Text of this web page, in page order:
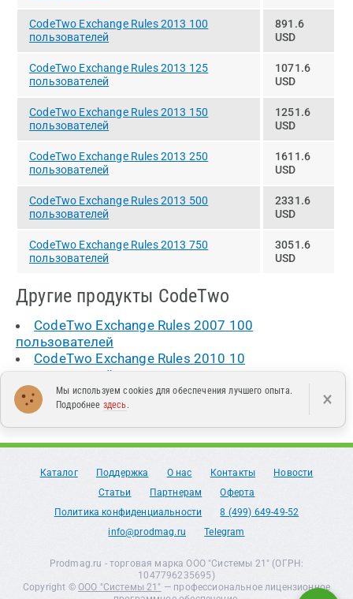
CodeTwo Exchange Rules 2013 100
пользователей
891.6
USD
CodeTwo Exchange Rules 2013 125
пользователей
1071.6
USD
CodeTwo Exchange Rules 2013 150
пользователей
1251.6
USD
CodeTwo Exchange Rules 2013 250
пользователей
1611.6
USD
CodeTwo Exchange Rules 2013 500
пользователей
2331.6
USD
CodeTwo Exchange Rules 2013 750
пользователей
3051.6
USD
Другие продукты CodeTwo
CodeTwo Exchange Rules 2007 100
пользователей
CodeTwo Exchange Rules 2010 10
пользователей
CodeTwo Exchange Rules Pro 50 пользователей
Каталог Поддержка О нас Контакты
Новости
Статьи
Партнерам
Оферта
Политика конфиденциальности
8 (499) 649-49-52
info@prodmag.ru
Telegram
Prodmag.ru - торговая марка ООО "Системы 21" (ОГРН:
1047796235695)
Copyright © ООО "Системы 21" — профессиональное лицензионное
Мы используем cookies для обеспечения лучшего опыта.
Подробнее здесь. ×